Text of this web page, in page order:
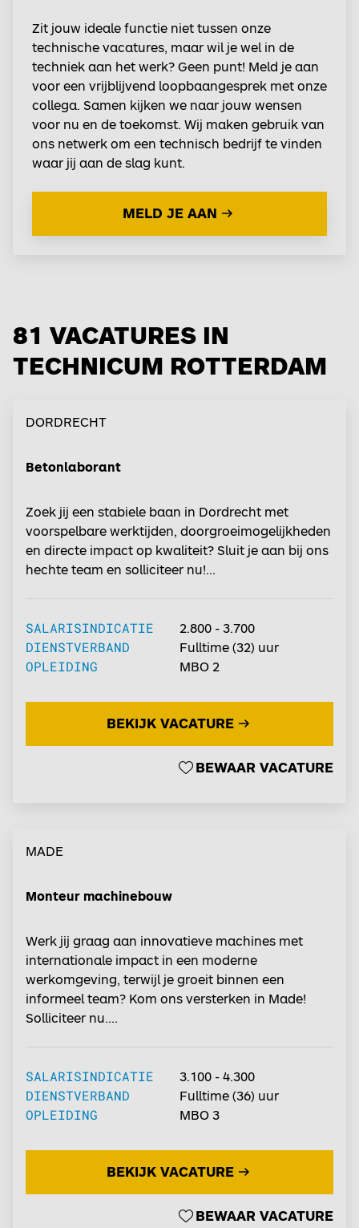
Zit jouw ideale functie niet tussen onze
technische vacatures, maar wil je wel in de
techniek aan het werk? Geen punt! Meld je aan
voor een vrijblijvend loopbaangesprek met onze
collega. Samen kijken we naar jouw wensen
voor nu en de toekomst. Wij maken gebruik van
ons netwerk om een technisch bedrijf te vinden
waar jij aan de slag kunt.
MELD JE AAN
81 VACATURES IN
TECHNICUM ROTTERDAM
DORDRECHT
Betonlaborant
Zoek jij een stabiele baan in Dordrecht met
voorspelbare werktijden, doorgroeimogelijkheden
en directe impact op kwaliteit? Sluit je aan bij ons
hechte team en solliciteer nu!...
SALARISINDICATIE 2.800 - 3.700
DIENSTVERBAND Fulltime (32) uur
OPLEIDING MBO 2
BEWAAR VACATURE
BEKIJK VACATURE
MADE
Monteur machinebouw
Werk jij graag aan innovatieve machines met
internationale impact in een moderne
werkomgeving, terwijl je groeit binnen een
informeel team? Kom ons versterken in Made!
Solliciteer nu....
SALARISINDICATIE 3.100 - 4.300
DIENSTVERBAND Fulltime (36) uur
OPLEIDING MBO 3
BEWAAR VACATURE
BEKIJK VACATURE